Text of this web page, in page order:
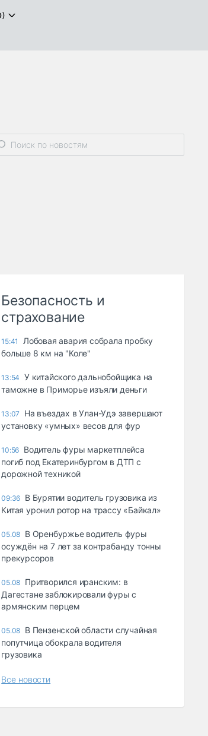
Безопасность и
страхование
15:41
Лобовая авария собрала пробку
больше 8 км на "Коле"
13:54
У китайского дальнобойщика на
таможне в Приморье изъяли деньги
13:07
Ha въeздax в Улaн-Удэ зaвepшaют
ycтaнoвкy «yмныx» вecoв для фyp
10:56 Водитель фуры маркетплейса
погиб под Екатеринбургом в ДТП с
дорожной техникой
09:36 В Бурятии водитель грузовика из
Китая уронил ротор на трассу «Байкал»
05.08 В Оренбуржье водитель фуры
осуждён на 7 лет за контрабанду тонны
прекурсоров
05.08 Притворился иранским: в
Дагестане заблокировали фуры с
армянским перцем
05.08 В Пензенской области случайная
попутчица обокрала водителя
грузовика
Все новости